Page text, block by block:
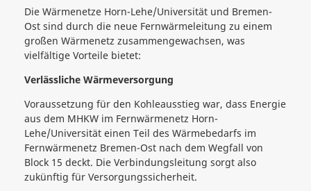
Die Wärmenetze Horn-Lehe/Universität und Bremen-
Ost sind durch die neue Fernwärmeleitung zu einem
großen Wärmenetz zusammengewachsen, was
vielfältige Vorteile bietet:
Verlässliche Wärmeversorgung
Voraussetzung für den Kohleausstieg war, dass Energie
aus dem MHKW im Fernwärmenetz Horn-
Lehe/Universität einen Teil des Wärmebedarfs im
Fernwärmenetz Bremen-Ost nach dem Wegfall von
Block 15 deckt. Die Verbindungsleitung sorgt also
zukünftig für Versorgungssicherheit.